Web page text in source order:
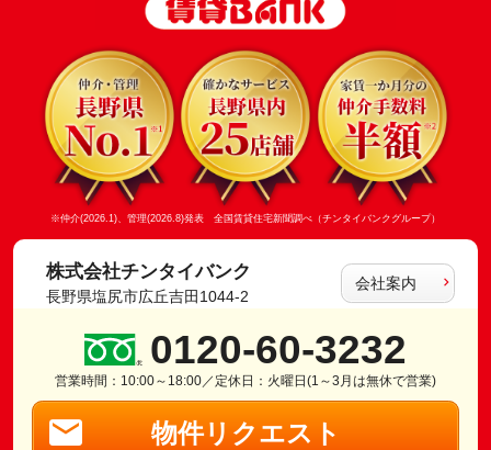
※仲介(2026.1)、管理(2026.8)発表 全国賃貸住宅新聞調べ（チンタイバンクグループ）
株式会社チンタイバンク
長野県塩尻市広丘吉田1044-2
会社案内
0120-60-3232
営業時間：10:00～18:00／定休日：火曜日(1～3月は無休で営業)
物件リクエスト